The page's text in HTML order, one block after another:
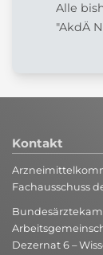
Alle
"AkdÄ
Kontakt
Fachausschuss
Dezernat 6 –